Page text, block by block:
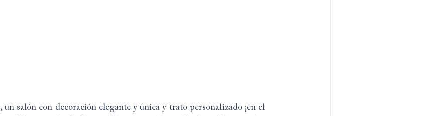
, un salón con decoración elegante y única y trato personalizado ¡en el